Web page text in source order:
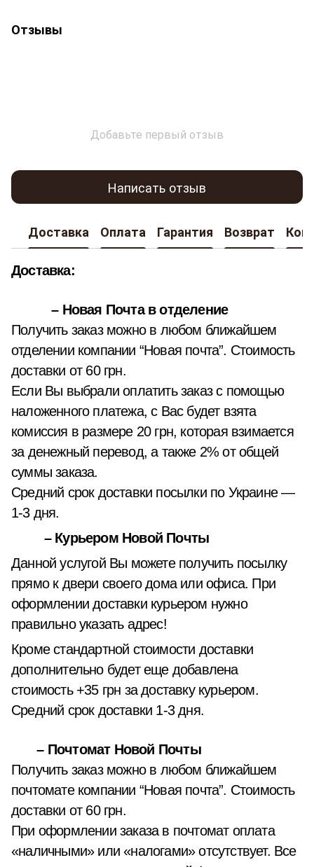
Отзывы
Добавьте первый отзыв
Написать отзыв
Доставка Оплата Гарантия Возврат
Доставка:
– Новая Почта в отделение
Получить заказ можно в любом ближайшем
отделении компании “Новая почта”. Стоимость
доставки от 60 грн.
Если Вы выбрали оплатить заказ с помощью
наложенного платежа, с Вас будет взята
комиссия в размере 20 грн, которая взимается
за денежный перевод, а также 2% от общей
суммы заказа.
Средний срок доставки посылки по Украине —
1-3 дня.
– Курьером Новой Почты
Данной услугой Вы можете получить посылку
прямо к двери своего дома или офиса. При
оформлении доставки курьером нужно
правильно указать адрес!
Кроме стандартной стоимости доставки
дополнительно будет еще добавлена
стоимость +35 грн за доставку курьером.
Средний срок доставки 1-3 дня.
– Почтомат Новой Почты
Получить заказ можно в любом ближайшем
почтомате компании “Новая почта”. Стоимость
доставки от 60 грн.
При оформлении заказа в почтомат оплата
«наличными» или «налогами» отсутствует. Все